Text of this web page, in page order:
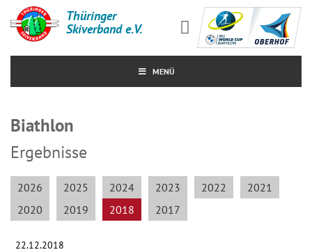
Thüringer
Skiverband e.V.
MENÜ
Biathlon
Ergebnisse
2026 2025 2024 2023 2022
2021
2020
2019 2018 2017
22.12.2018